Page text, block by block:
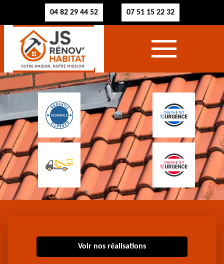
04 82 29 44 52 - 07 51 15 22 32
Voir nos réalisations